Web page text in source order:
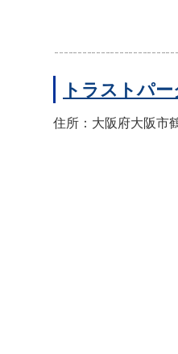
トラストパ
住所：大阪府大阪市